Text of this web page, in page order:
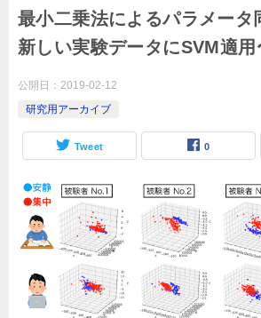
最小二乗法によるパラメータ
新しい実験データにSVM適用
公開日： 2019-02-12
研究用アーカイブ
Tweet 0